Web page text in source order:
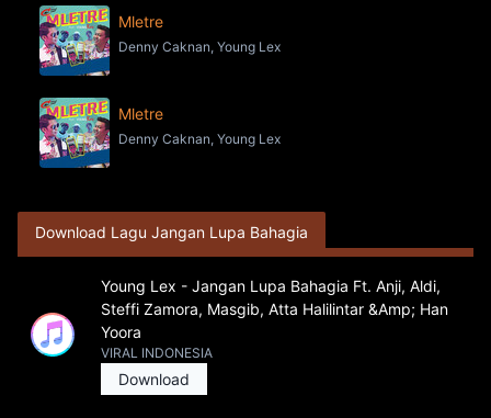
Mletre
Denny Caknan, Young Lex
Mletre
Denny Caknan, Young Lex
Download Lagu Jangan Lupa Bahagia
Young Lex - Jangan Lupa Bahagia Ft. Anji, Aldi,
Steffi Zamora, Masgib, Atta Halilintar &Amp; Han
Yoora
VIRAL INDONESIA
Download